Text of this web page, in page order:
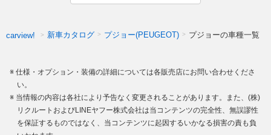
carview! 新車カタログ プジョー(PEUGEOT) プジョーの車種一覧
仕様・オプション・装備の詳細については各販売店にお問い合わせくださ
い。
当情報の内容は各社により予告なく変更されることがあります。また、(株)
リクルートおよびLINEヤフー株式会社は当コンテンツの完全性、無誤謬性
を保証するものではなく、当コンテンツに起因するいかなる損害の責も負